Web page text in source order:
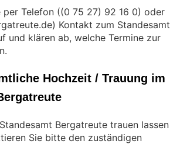
per Telefon (
) oder
) Kontakt zum Standesamt
und klären ab, welche Termine zur
Hochzeit / Trauung im
Bergatreute trauen lassen
Sie bitte den zuständigen